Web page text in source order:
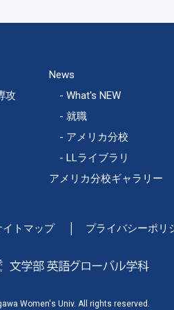
攻
News
What's NEW
就職
アメリカ分校
LLライブラリ
アメリカ分校ギャラリー
イトマップ プライバシーポリ
Women's Univ. All rights reserved.